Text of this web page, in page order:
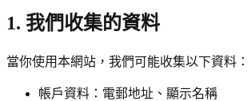
1. 我們收集的資料
當你使用本網站，我們可能收集以下資料：
帳戶資料：電郵地址、顯示名稱